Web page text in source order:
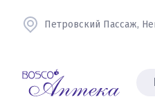
Петровский Пассаж,